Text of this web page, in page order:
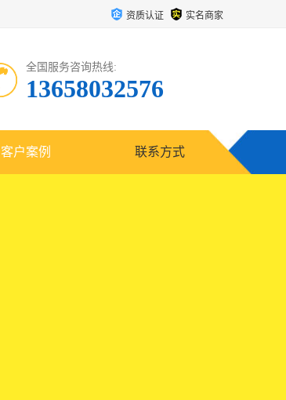
资质认证 实名商家
全国服务咨询热线:
13658032576
客户案例 联系方式